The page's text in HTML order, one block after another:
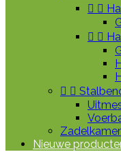
 
 
 
Zadelkamer
Nieuwe